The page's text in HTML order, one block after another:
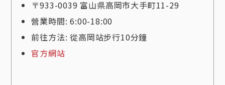
〒933-0039 富山県高岡市大手町11-29
營業時間: 6:00-18:00
前往方法: 從高岡站步行10分鐘
官方網站